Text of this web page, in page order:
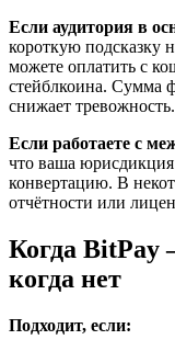
Если аудитория в
короткую подсказку
можете оплатить с
стейблкоина. Сумма
снижает тревожность.
Если работаете с
что ваша
конвертацию. В
отчётности или
Когда
когда нет
Подходит, если: